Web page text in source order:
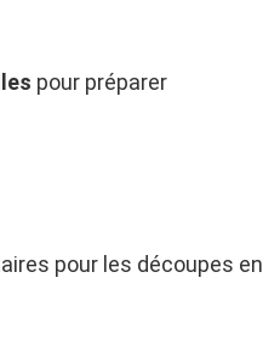
pour préparer
pour les découpes en